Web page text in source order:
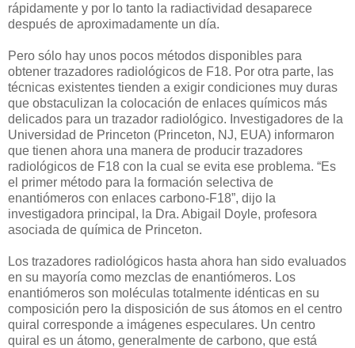
rápidamente y por lo tanto la radiactividad desaparece
después de aproximadamente un día.
Pero sólo hay unos pocos métodos disponibles para
obtener trazadores radiológicos de F18. Por otra parte, las
técnicas existentes tienden a exigir condiciones muy duras
que obstaculizan la colocación de enlaces químicos más
delicados para un trazador radiológico. Investigadores de la
Universidad de Princeton (Princeton, NJ, EUA) informaron
que tienen ahora una manera de producir trazadores
radiológicos de F18 con la cual se evita ese problema. “Es
el primer método para la formación selectiva de
enantiómeros con enlaces carbono-F18”, dijo la
investigadora principal, la Dra. Abigail Doyle, profesora
asociada de química de Princeton.
Los trazadores radiológicos hasta ahora han sido evaluados
en su mayoría como mezclas de enantiómeros. Los
enantiómeros son moléculas totalmente idénticas en su
composición pero la disposición de sus átomos en el centro
quiral corresponde a imágenes especulares. Un centro
quiral es un átomo, generalmente de carbono, que está